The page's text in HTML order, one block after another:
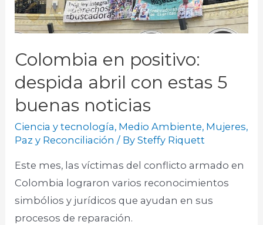
Colombia en positivo:
despida abril con estas 5
buenas noticias
Ciencia y tecnología, Medio Ambiente, Mujeres,
Paz y Reconciliación / BySteffy Riquett
Este mes, las víctimas del conflicto armado en
Colombia lograron varios reconocimientos
simbólios y jurídicos que ayudan en sus
procesos de reparación. ​